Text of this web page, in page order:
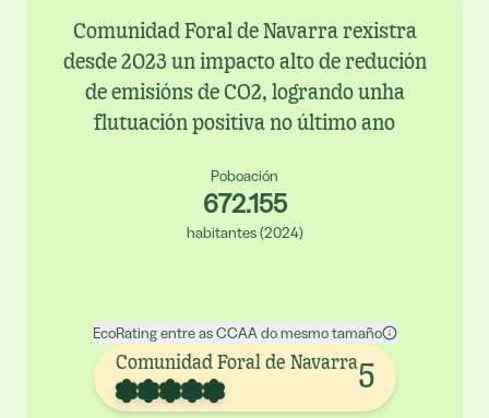
Comunidad Foral de Navarra rexistra
desde 2023 un impacto alto de redución
de emisións de CO2, logrando unha
flutuación positiva no último ano
Poboación
672.155
habitantes(2024)
EcoRating entre as CCAA do mesmo tamaño
Comunidad Foral de Navarra5